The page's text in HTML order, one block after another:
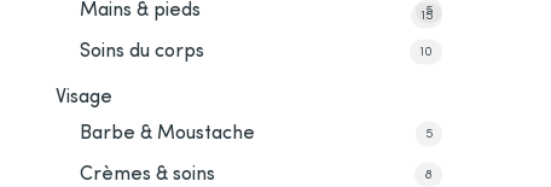
15
Mains & pieds 5
Soins du corps 10
Visage
Barbe & Moustache 5
Crèmes & soins 8